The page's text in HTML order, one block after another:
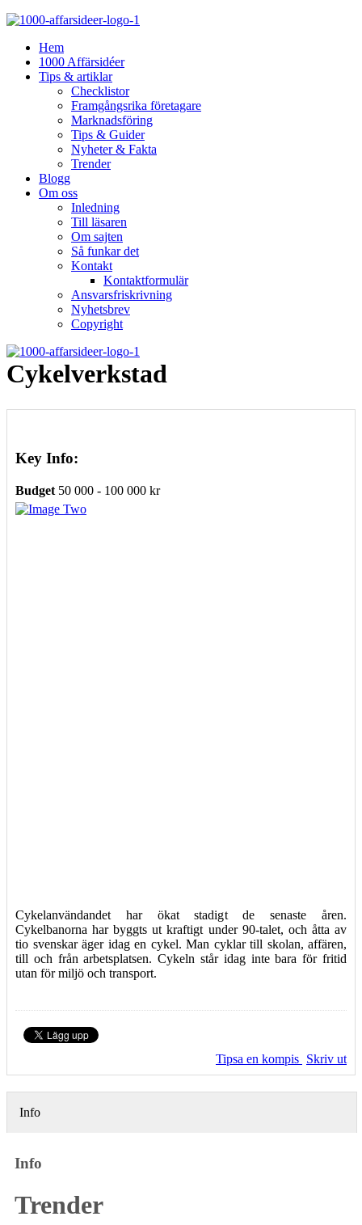
Hem
1000 Affärsidéer
Tips & artiklar
Checklistor
Framgångsrika företagare
Marknadsföring
Tips & Guider
Nyheter & Fakta
Trender
Blogg
Om oss
Inledning
Till läsaren
Om sajten
Så funkar det
Kontakt
Kontaktformulär
Ansvarsfriskrivning
Nyhetsbrev
Copyright
Cykelverkstad
Key Info:
Budget 50 000 - 100 000 kr
Cykelanvändandet har ökat stadigt de senaste åren.
Cykelbanorna har byggts ut kraftigt under 90-talet, och åtta av
tio svenskar äger idag en cykel. Man cyklar till skolan, affären,
till och från arbetsplatsen. Cykeln står idag inte bara för fritid
utan för miljö och transport.
Tipsa en kompis Skriv ut
Info
Info
Trender